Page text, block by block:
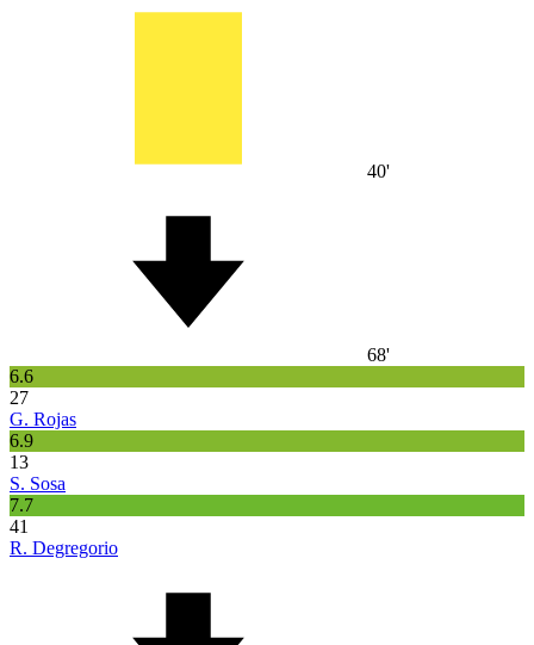
40'
68'
6.6
27
G. Rojas
6.9
13
S. Sosa
7.7
41
R. Degregorio